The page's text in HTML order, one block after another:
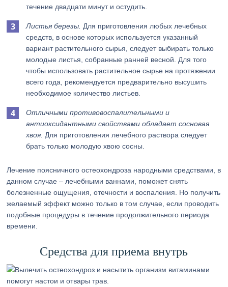
течение двадцати минут и остудить.
Листья березы. Для приготовления любых лечебных
средств, в основе которых используется указанный
вариант растительного сырья, следует выбирать только
молодые листья, собранные ранней весной. Для того
чтобы использовать растительное сырье на протяжении
всего года, рекомендуется предварительно высушить
необходимое количество листьев.
Отличными противовоспалительными и
антиоксидантными свойствами обладает сосновая
хвоя. Для приготовления лечебного раствора следует
брать только молодую хвою сосны.
Лечение поясничного остеохондроза народными средствами, в
данном случае – лечебными ваннами, поможет снять
болезненные ощущения, отечности и воспаления. Но получить
желаемый эффект можно только в том случае, если проводить
подобные процедуры в течение продолжительного периода
времени.
Средства для приема внутрь